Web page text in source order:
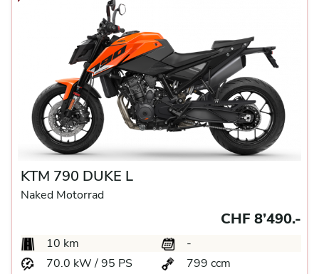
KTM 790 DUKE L
Naked Motorrad
CHF 8’490.-
10 km
-
70.0 kW / 95 PS
799 ccm